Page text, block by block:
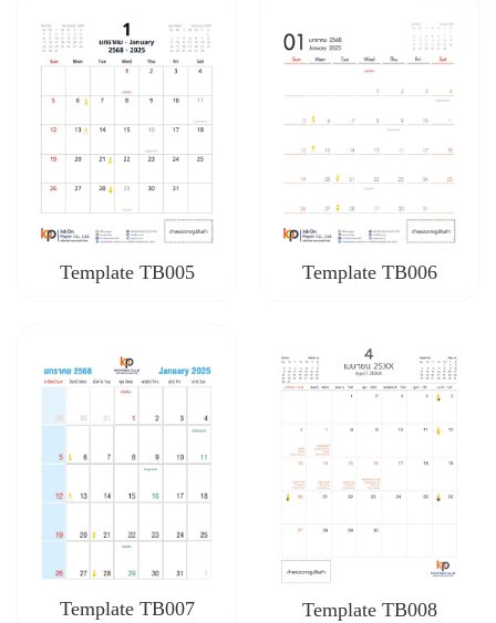
Template TB005 Template TB006
Template TB007 Template TB008